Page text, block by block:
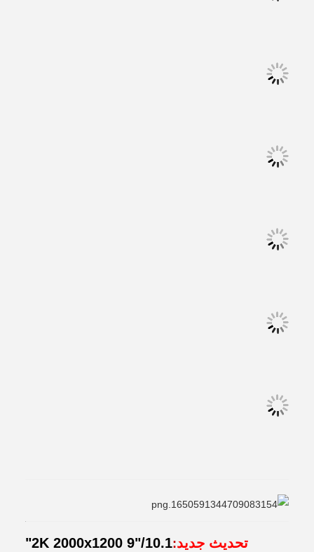
تحديث جديد:
2K 2000x1200 9"/10.1"